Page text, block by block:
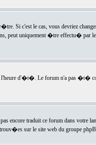
Si c'est le cas, vous devriez
peut uniquement �tre effectu�
d'�t�. Le forum n'a pas �t�
encore traduit ce forum dans votre
sur le site web du groupe